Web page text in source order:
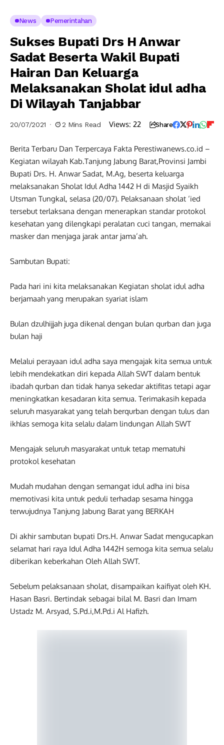
News Pemerintahan
Sukses Bupati Drs H Anwar
Sadat Beserta Wakil Bupati
Hairan Dan Keluarga
Melaksanakan Sholat idul adha
Di Wilayah Tanjabbar
20/07/2021 2 Mins Read Views: 22 Share
Berita Terbaru Dan Terpercaya Fakta Perestiwanews.co.id –
Kegiatan wilayah Kab.Tanjung Jabung Barat,Provinsi Jambi
Bupati Drs. H. Anwar Sadat, M.Ag, beserta keluarga
melaksanakan Sholat Idul Adha 1442 H di Masjid Syaikh
Utsman Tungkal, selasa (20/07). Pelaksanaan sholat ‘ied
tersebut terlaksana dengan menerapkan standar protokol
kesehatan yang dilengkapi peralatan cuci tangan, memakai
masker dan menjaga jarak antar jama’ah.
Sambutan Bupati:
Pada hari ini kita melaksanakan Kegiatan sholat idul adha
berjamaah yang merupakan syariat islam
Bulan dzulhijjah juga dikenal dengan bulan qurban dan juga
bulan haji
Melalui perayaan idul adha saya mengajak kita semua untuk
lebih mendekatkan diri kepada Allah SWT dalam bentuk
ibadah qurban dan tidak hanya sekedar aktifitas tetapi agar
meningkatkan kesadaran kita semua. Terimakasih kepada
seluruh masyarakat yang telah berqurban dengan tulus dan
ikhlas semoga kita selalu dalam lindungan Allah SWT
Mengajak seluruh masyarakat untuk tetap mematuhi
protokol kesehatan
Mudah mudahan dengan semangat idul adha ini bisa
memotivasi kita untuk peduli terhadap sesama hingga
terwujudnya Tanjung Jabung Barat yang BERKAH
Di akhir sambutan bupati Drs.H. Anwar Sadat mengucapkan
selamat hari raya Idul Adha 1442H semoga kita semua selalu
diberikan keberkahan Oleh Allah SWT.
Sebelum pelaksanaan sholat, disampaikan kaifiyat oleh KH.
Hasan Basri. Bertindak sebagai bilal M. Basri dan Imam
Ustadz M. Arsyad, S.Pd.i,M.Pd.i Al Hafizh.